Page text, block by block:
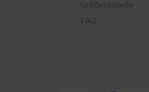
Größentabelle
FAQ